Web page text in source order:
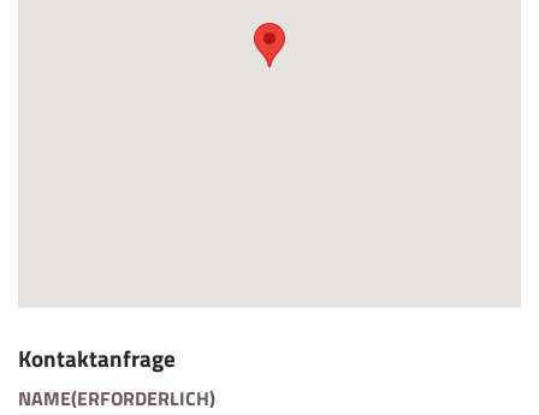
Kontaktanfrage
NAME(ERFORDERLICH)